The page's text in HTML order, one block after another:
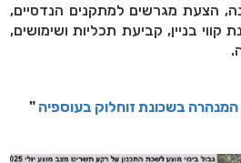
הצעת מגרשים למתקנים הנדסיים,
בניין, קביעת תכליות ושימושים,
בשכונת זוחלוק בעוספיה"